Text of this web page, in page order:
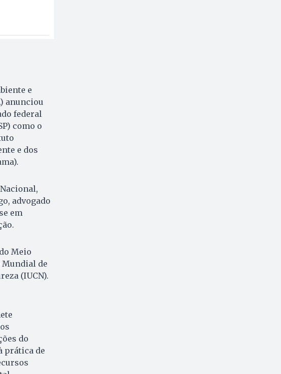
e
anunciou
federal
como o
e dos
advogado
em
Meio
Mundial de
(IUCN).
do
prática de